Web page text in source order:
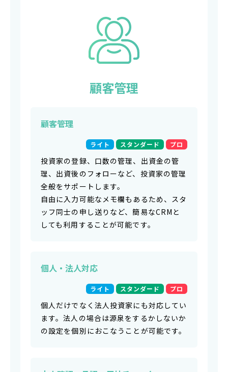
顧客管理
顧客管理
ライト スタンダード プロ
投資家の登録、口数の管理、出資金の管
理、出資後のフォローなど、投資家の管理
全般をサポートします。
自由に入力可能なメモ欄もあるため、スタ
ッフ同士の申し送りなど、簡易なCRMと
しても利用することが可能です。
個人・法人対応
ライト スタンダード プロ
個人だけでなく法人投資家にも対応してい
ます。法人の場合は源泉をするかしないか
の設定を個別におこなうことが可能です。